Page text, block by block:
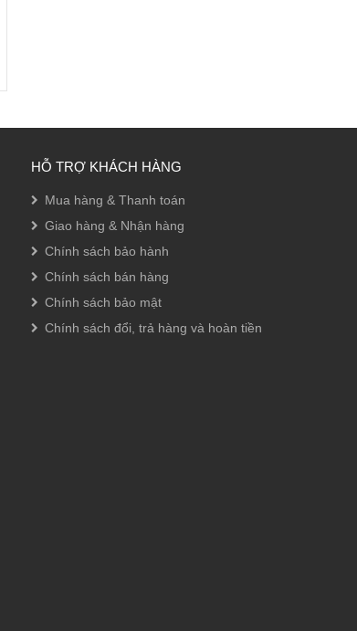
HỖ TRỢ KHÁCH HÀNG
Mua hàng & Thanh toán
Giao hàng & Nhận hàng
Chính sách bảo hành
Chính sách bán hàng
Chính sách bảo mật
Chính sách đổi, trả hàng và hoàn tiền